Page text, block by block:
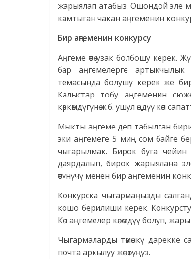
жарыялап атабыз. Ошондой эле
камтыган чакан аңгеменин
Бир аңгеменин конкурсу
Аңгеме өтө узак болбошу керек.
бар аңгемелерге
темасында болушу керек же
Калыстар тобу аңгеменин
көркөмдүгүнө ж.б. ушул өңдүү көп
Мыкты аңгеме деп табылган
эки аңгемеге 5 миң сом байге
чыгарылмак. Бирок буга чейин
даярдалып, бирок жарыялана
өтүнүчү менен бир аңгеменин
Конкурска чыгармаңызды
кошо берилиши керек.
Көп аңгемелер көлөмдүү болуп,
Чыгармаларды төмөнкү дарекке
почта аркылуу жөнөтүңүз.